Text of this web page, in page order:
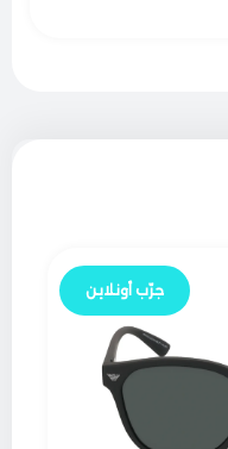
جرّب أونلاين